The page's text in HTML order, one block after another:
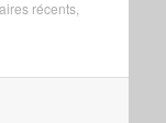
récents,